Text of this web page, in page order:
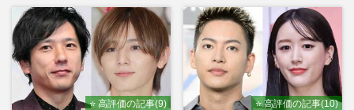
⭐ 高評価の記事(9) ⭐ 高評価の記事(10)